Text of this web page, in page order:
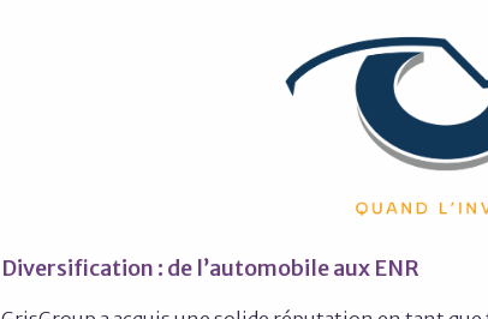
Diversification : de l’automobile aux ENR